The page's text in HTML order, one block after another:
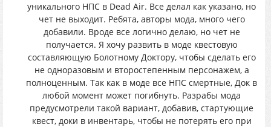
уникального НПС в Dead Air. Все делал как указано, но
чет не выходит. Ребята, авторы мода, много чего
добавили. Вроде все логично делаю, но чет не
получается. Я хочу развить в моде квестовую
составляющую Болотному Доктору, чтобы сделать его
не одноразовым и второстепенным персонажем, а
полноценным. Так как в моде все НПС смертные, Док в
любой момент может погибнуть. Разрабы мода
предусмотрели такой вариант, добавив, стартующие
квест, доки в инвентарь, чтобы не потерять его при